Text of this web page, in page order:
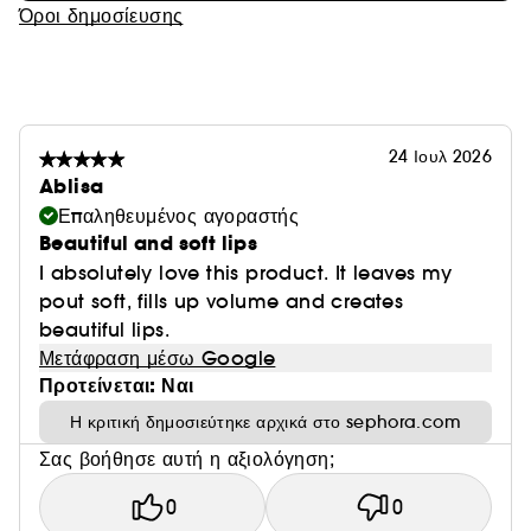
Όροι δημοσίευσης
24 Ιουλ 2026
Ablisa
Επαληθευμένος αγοραστής
Beautiful and soft lips
I absolutely love this product. It leaves my
pout soft, fills up volume and creates
beautiful lips.
Μετάφραση μέσω Google
Προτείνεται: Ναι
Η κριτική δημοσιεύτηκε αρχικά στο sephora.com
Σας βοήθησε αυτή η αξιολόγηση;
0 0